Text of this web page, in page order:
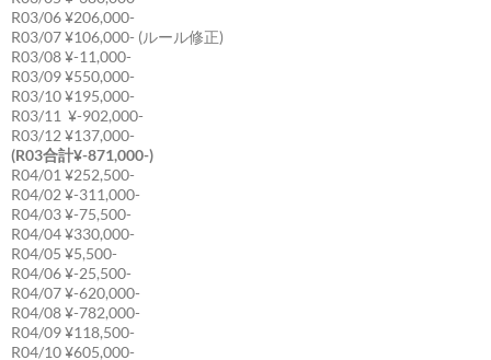
R03/06 ¥206,000-
R03/07 ¥106,000- (ルール修正)
R03/08 ¥-11,000-
R03/09 ¥550,000-
R03/10 ¥195,000-
R03/11 ¥-902,000-
R03/12 ¥137,000-
(R03合計¥-871,000-)
R04/01 ¥252,500-
R04/02 ¥-311,000-
R04/03 ¥-75,500-
R04/04 ¥330,000-
R04/05 ¥5,500-
R04/06 ¥-25,500-
R04/07 ¥-620,000-
R04/08 ¥-782,000-
R04/09 ¥118,500-
R04/10 ¥605,000-